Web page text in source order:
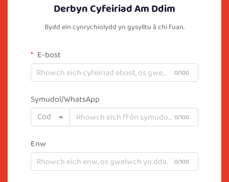
Derbyn Cyfeiriad Am Ddim
Bydd ein cynrychiolydd yn gysylltu â chi fuan.
E-bost
0/100
Symudol/WhatsApp
Cod
0/100
Enw
0/100